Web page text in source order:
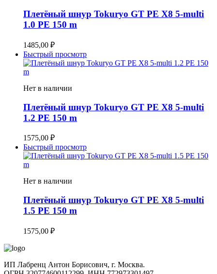
Плетёный шнур Tokuryo GT PE X8 5-multi
1.0 PE 150 m
1485,00 ₽
Быстрый просмотр
Нет в наличии
Плетёный шнур Tokuryo GT PE X8 5-multi
1.2 PE 150 m
1575,00 ₽
Быстрый просмотр
Нет в наличии
Плетёный шнур Tokuryo GT PE X8 5-multi
1.5 PE 150 m
1575,00 ₽
ИП Лабренц Антон Борисович, г. Москва.